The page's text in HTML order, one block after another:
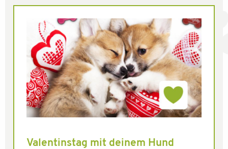
Valentinstag mit deinem Hund